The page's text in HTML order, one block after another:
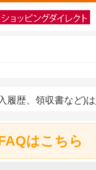
履歴、領収書など)は
はこちら